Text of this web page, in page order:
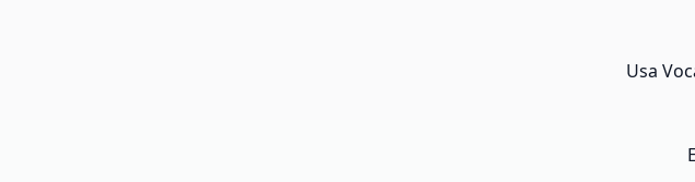
Usa